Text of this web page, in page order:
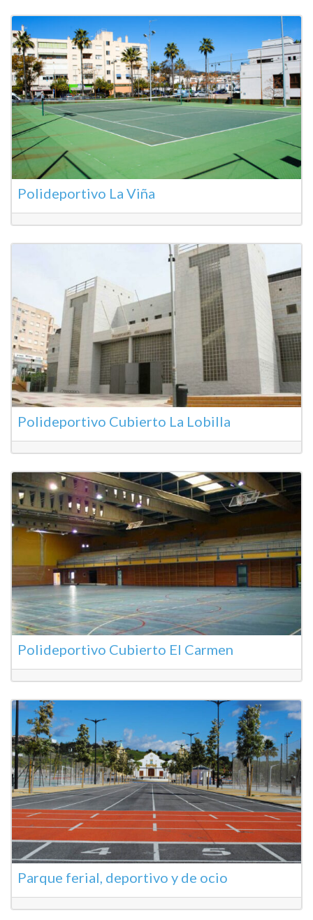
Polideportivo La Viña
Polideportivo Cubierto La Lobilla
Polideportivo Cubierto El Carmen
Parque ferial, deportivo y de ocio